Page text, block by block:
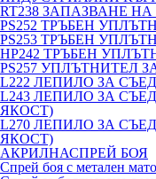
RT238 ЗАПАЗВАНЕ
PS252 ТРЪБЕН
PS253 ТРЪБЕН
HP242 ТРЪБЕН
PS257 УПЛЪТНИТЕЛ
L222 ЛЕПИЛО ЗА
L243 ЛЕПИЛО ЗА
ЯКОСТ)
L270 ЛЕПИЛО ЗА
ЯКОСТ)
АКРИЛНАСПРЕЙ БОЯ
Спрей боя с метален